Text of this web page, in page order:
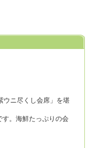
ウニ尽くし会席」を堪
す。海鮮たっぷりの会